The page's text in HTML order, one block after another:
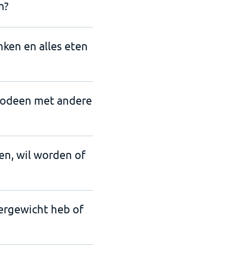
en alles eten
met andere
wil worden of
heb of